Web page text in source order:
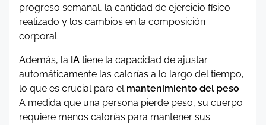
progreso semanal, la cantidad de ejercicio físico
realizado y los cambios en la composición
corporal.
Además, la IA tiene la capacidad de ajustar
automáticamente las calorías a lo largo del tiempo,
lo que es crucial para el mantenimiento del peso.
A medida que una persona pierde peso, su cuerpo
requiere menos calorías para mantener sus